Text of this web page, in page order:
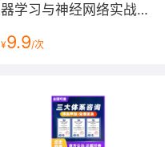
器学习与神经网络实战课
¥9.9/次